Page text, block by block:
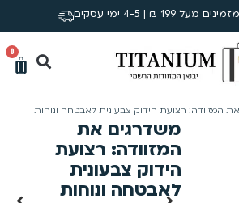
199 ₪ | 4-5 ימי עסקים
0
המזוודה: רצועת הידוק צבעונית לאבטחה ונוחות
משדרגים את
המזוודה: רצועת
הידוק צבעונית
לאבטחה ונוחות